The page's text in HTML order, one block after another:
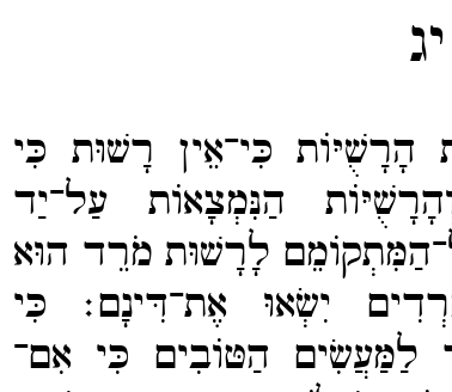
יג
הָרָשֻׁיּוֹת כִּי־​אֵין רָשׁוּת כִּי
הַנִּמְצָאוֹת עַל־​יַד
לָרָשׁוּת מֹרֵד הוּא
יִשְׂאוּ אֶת־​דִּינָם׃ כִּי
לַמַּעֲשִׂים הַטּוֹבִים כִּי אִם־​